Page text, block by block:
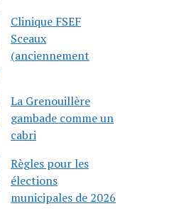
Clinique FSEF
Sceaux
(anciennement
La Grenouillère
gambade comme un
cabri
Règles pour les
élections
municipales de 2026